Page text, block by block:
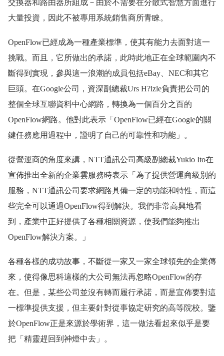
交換器和路由器所組成－由於不需要在分散式智慧方面進行
大量投資，因此不被專用系統銷售商所青睞。
OpenFlow已經成為一種產業標準，使其有能力去面對這一
挑戰。而且，它所做出的承諾，此時此地正在全球範圍內不
斷得到實現，參與這一浪潮的成員包括eBay、NEC和其它
巨頭。在Google公司，資深副總裁Urs H?lzle負責把公司的
整個全球互聯資料中心網路，轉換為一個百分之百的
OpenFlow網路。他對此表示「OpenFlow已經在Google的關
鍵任務應用過程中，證明了自己的可靠性和功能」。
從營運商的角度來講，NTT通訊公司高級副總裁Yukio Ito在
宣佈推出全新的企業雲服務時表示「為了提供營運商級別的
服務，NTT通訊公司要求網路具備一定的功能和特性，而這
些完全可以通過OpenFlow得到解決。我們非常高興地看
到，產業中正好提供了各種相關資源，使我們能夠推出
OpenFlow解決方案。」
各種各樣的成功故事，不斷從一家又一家全球領先的企業傳
來，使得像思科這樣的大公司無法再忽略OpenFlow的存
在。但是，某些公司並沒有轉而履行承諾，而是宣佈要對這
一標準提供支援，但主要針對從事協定研究的高等院校。鑒
於OpenFlow正是來源於學術界，這一做法看起來似乎是要
把「精靈趕回到神燈中去」。